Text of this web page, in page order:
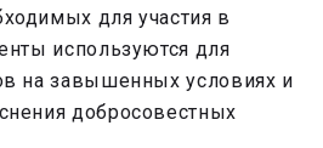
для участия в
используются для
на завышенных условиях и
добросовестных